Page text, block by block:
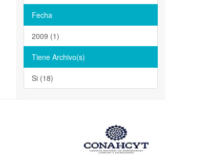
Fecha
2009 (1)
Tiene Archivo(s)
Si (18)